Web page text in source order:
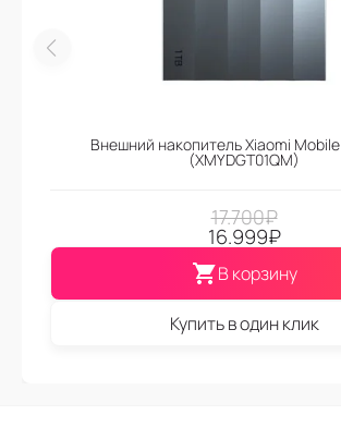
Внешний накопитель Xiaomi Mobile
(XMYDGT01QM)
17.700₽
16.999₽
В корзину
Купить в один клик